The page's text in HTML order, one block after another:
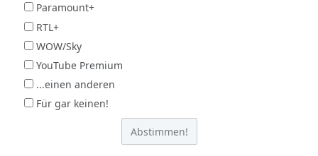
Paramount+
RTL+
WOW/Sky
YouTube Premium
...einen anderen
Für gar keinen!